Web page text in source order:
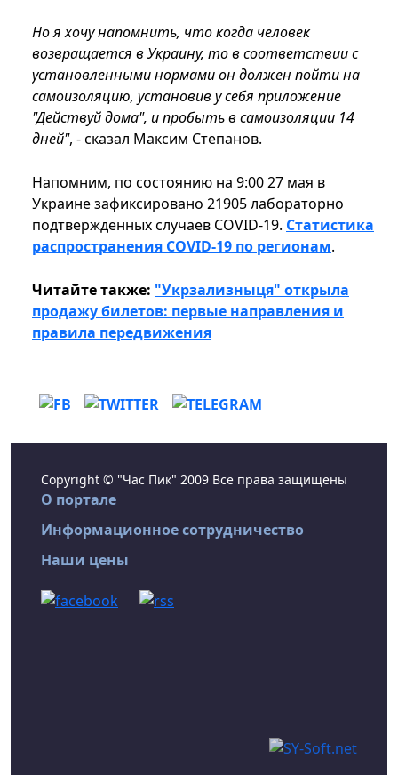
Но я хочу напомнить, что когда человек
возвращается в Украину, то в соответствии с
установленными нормами он должен пойти на
самоизоляцию, установив у себя приложение
"Действуй дома", и пробыть в самоизоляции 14
дней", - сказал Максим Степанов.
Напомним, по состоянию на 9:00 27 мая в
Украине зафиксировано 21905 лабораторно
подтвержденных случаев COVID-19. Статистика
распространения COVID-19 по регионам.
Читайте также: "Укрзализныця" открыла
продажу билетов: первые направления и
правила передвижения
Copyright © "Час Пик" 2009 Все права защищены
О портале
Информационное сотрудничество
Наши цены